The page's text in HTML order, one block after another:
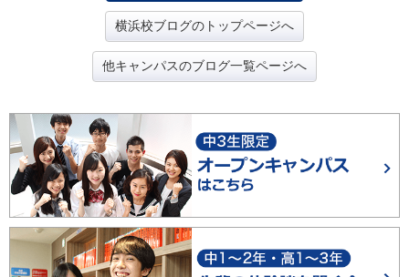
横浜校ブログのトップページへ
他キャンパスのブログ一覧ページへ